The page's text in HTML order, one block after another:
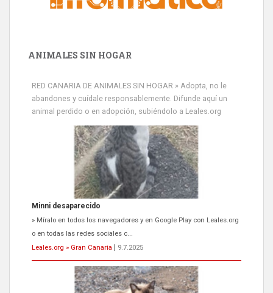
ANIMALES SIN HOGAR
RED CANARIA DE ANIMALES SIN HOGAR » Adopta, no le
abandones y cuídale responsablemente. Difunde aquí un
animal perdido o en adopción, subiéndolo a Leales.org
Siami Perdida
Se llama Siami,es hembra de 4 años,esterilizada con marca de
oreja,cariñosa,mimosa pero miedosa,e...
Leales.org » Gran Canaria
9.7.2025